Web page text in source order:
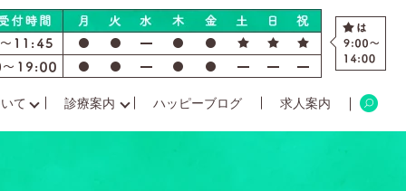
て 診療案内 ハッピーブログ 求人案内